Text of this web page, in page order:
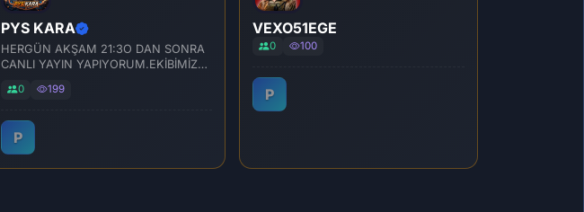
PYS KARA
HERGÜN AKŞAM 21:3O DAN SONRA
CANLI YAYIN YAPIYORUM.EKİBİMİZ
0 199
P
VEXO51EGE
0 100
P